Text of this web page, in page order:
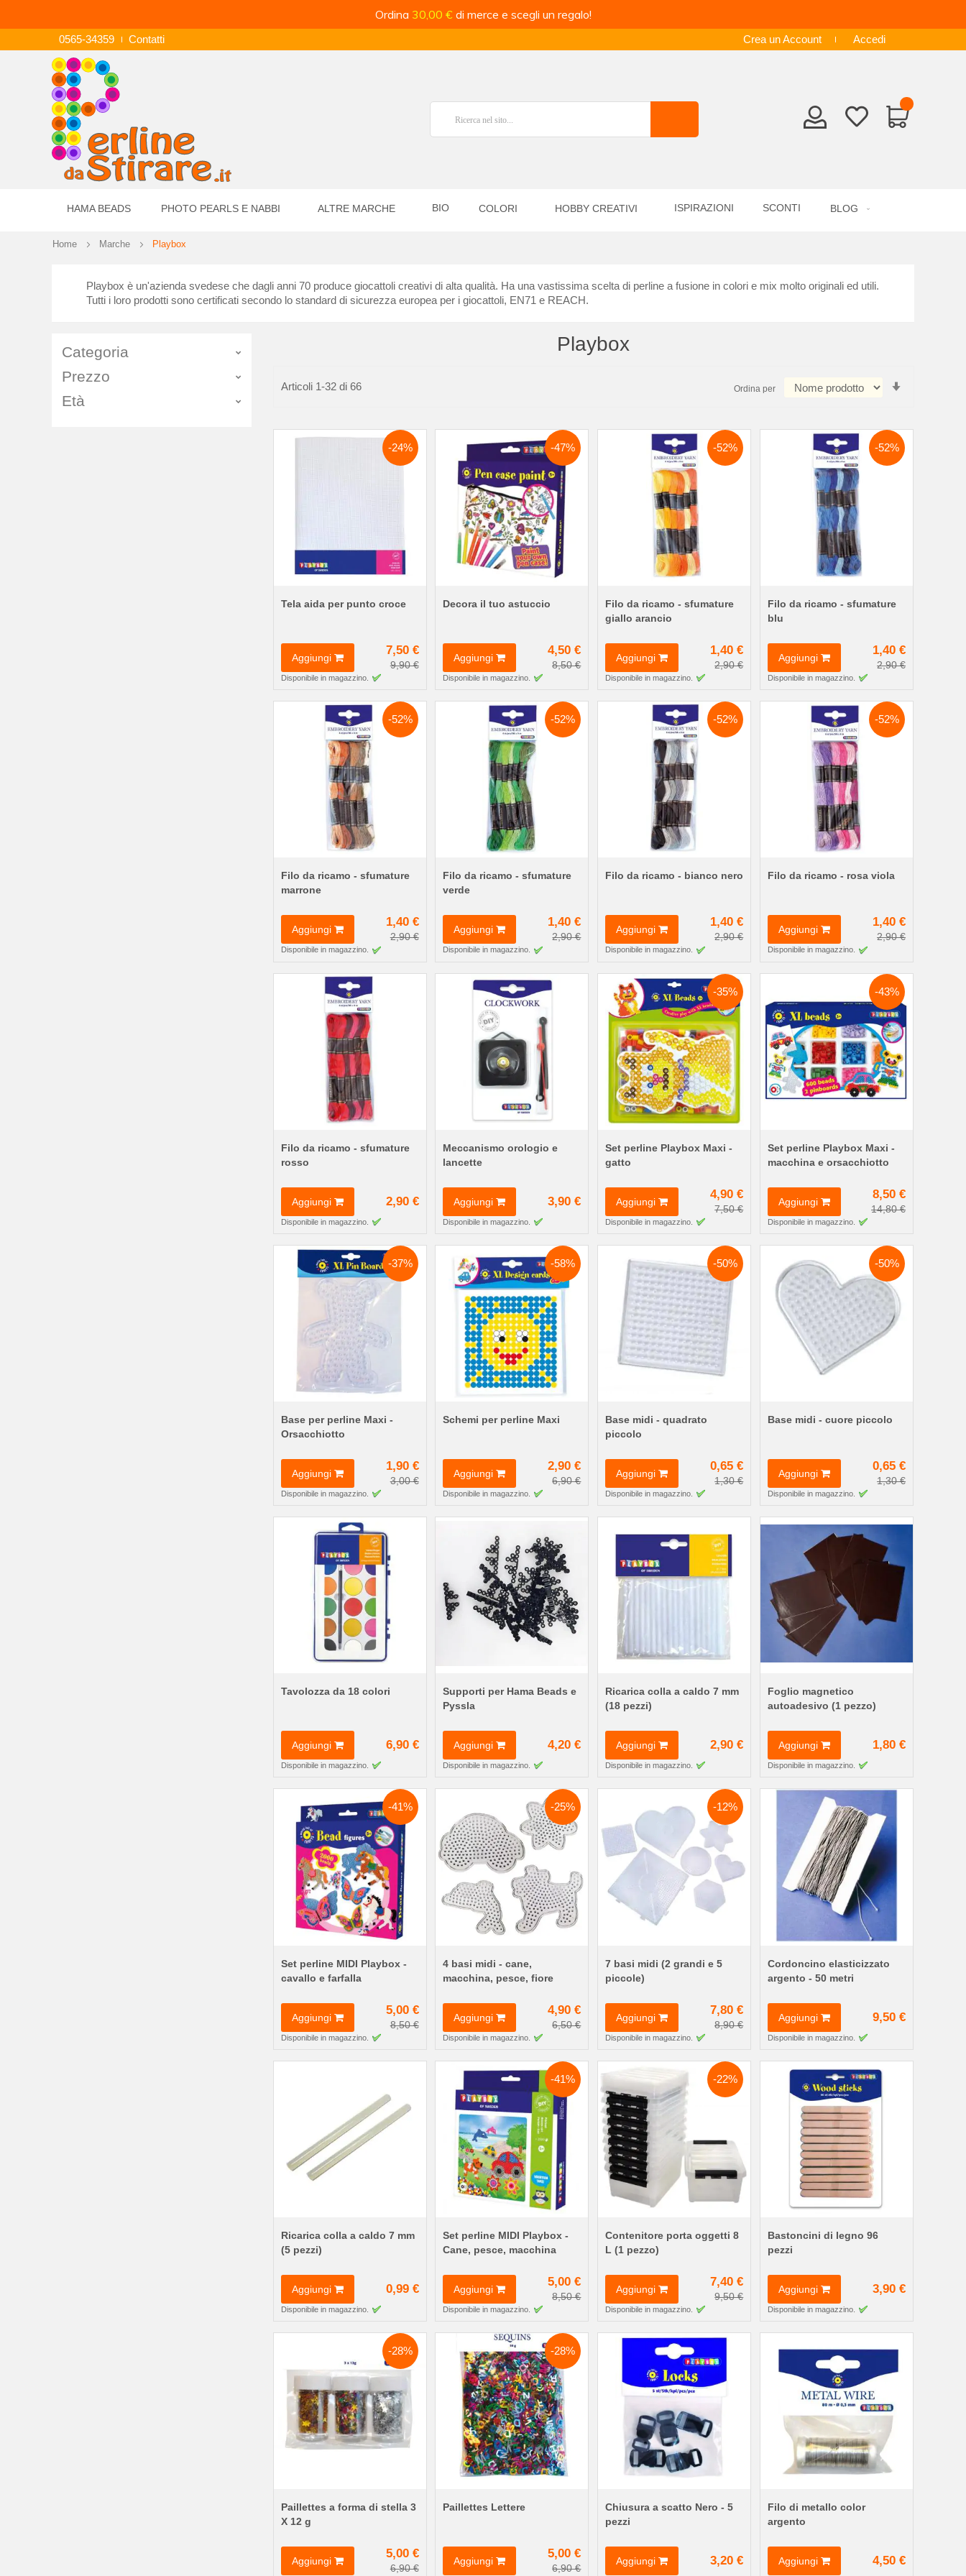
Ordina 30,00 € di merce e scegli un regalo!
0565-34359 Contatti Crea un Account Accedi
HAMA BEADS PHOTO PEARLS E NABBI ALTRE MARCHE BIO COLORI HOBBY CREATIVI ISPIRAZIONI SCONTI BLOG
Home Marche Playbox
Playbox è un'azienda svedese che dagli anni 70 produce giocattoli creativi di alta qualità. Ha una vastissima scelta di perline a fusione in colori e mix molto originali ed utili.
Tutti i loro prodotti sono certificati secondo lo standard di sicurezza europea per i giocattoli, EN71 e REACH.
Playbox
Articoli 1-32di 66 Ordina per
-24%
Tela aida per punto croce
Aggiungi
7,50 €
9,90 €
Disponibile in magazzino.
-47%
Decora il tuo astuccio
Aggiungi
4,50 €
8,50 €
Disponibile in magazzino.
-52%
Filo da ricamo - sfumature
giallo arancio
Aggiungi
1,40 €
2,90 €
Disponibile in magazzino.
-52%
Filo da ricamo - sfumature
blu
Aggiungi
1,40 €
2,90 €
Disponibile in magazzino.
-52%
Filo da ricamo - sfumature
marrone
Aggiungi
1,40 €
2,90 €
Disponibile in magazzino.
-52%
Filo da ricamo - sfumature
verde
Aggiungi
1,40 €
2,90 €
Disponibile in magazzino.
-52%
Filo da ricamo - bianco nero
Aggiungi
1,40 €
2,90 €
Disponibile in magazzino.
-52%
Filo da ricamo - rosa viola
Aggiungi
1,40 €
2,90 €
Disponibile in magazzino.
Filo da ricamo - sfumature
rosso
Aggiungi 2,90 €
Disponibile in magazzino.
Meccanismo orologio e
lancette
Aggiungi 3,90 €
Disponibile in magazzino.
-35%
Set perline Playbox Maxi -
gatto
Aggiungi
4,90 €
7,50 €
Disponibile in magazzino.
-43%
Set perline Playbox Maxi -
macchina e orsacchiotto
Aggiungi
8,50 €
14,80 €
Disponibile in magazzino.
-37%
Base per perline Maxi -
Orsacchiotto
Aggiungi
1,90 €
3,00 €
Disponibile in magazzino.
-58%
Schemi per perline Maxi
Aggiungi
2,90 €
6,90 €
Disponibile in magazzino.
-50%
Base midi - quadrato
piccolo
Aggiungi
0,65 €
1,30 €
Disponibile in magazzino.
-50%
Base midi - cuore piccolo
Aggiungi
0,65 €
1,30 €
Disponibile in magazzino.
Tavolozza da 18 colori
Aggiungi 6,90 €
Disponibile in magazzino.
Supporti per Hama Beads e
Pyssla
Aggiungi 4,20 €
Disponibile in magazzino.
Ricarica colla a caldo 7 mm
(18 pezzi)
Aggiungi 2,90 €
Disponibile in magazzino.
Foglio magnetico
autoadesivo (1 pezzo)
Aggiungi 1,80 €
Disponibile in magazzino.
-41%
Set perline MIDI Playbox -
cavallo e farfalla
Aggiungi
5,00 €
8,50 €
Disponibile in magazzino.
-25%
4 basi midi - cane,
macchina, pesce, fiore
Aggiungi
4,90 €
6,50 €
Disponibile in magazzino.
-12%
7 basi midi (2 grandi e 5
piccole)
Aggiungi
7,80 €
8,90 €
Disponibile in magazzino.
Cordoncino elasticizzato
argento - 50 metri
Aggiungi 9,50 €
Disponibile in magazzino.
Ricarica colla a caldo 7 mm
(5 pezzi)
Aggiungi 0,99 €
Disponibile in magazzino.
-41%
Set perline MIDI Playbox -
Cane, pesce, macchina
Aggiungi
5,00 €
8,50 €
Disponibile in magazzino.
-22%
Contenitore porta oggetti 8
L (1 pezzo)
Aggiungi
7,40 €
9,50 €
Disponibile in magazzino.
Bastoncini di legno 96
pezzi
Aggiungi 3,90 €
Disponibile in magazzino.
-28%
Paillettes a forma di stella 3
X 12 g
Aggiungi
5,00 €
6,90 €
-28%
Paillettes Lettere
Aggiungi
5,00 €
6,90 €
Chiusura a scatto Nero - 5
pezzi
Aggiungi 3,20 €
Filo di metallo color
argento
Aggiungi 4,50 €
Categoria
Prezzo
Età